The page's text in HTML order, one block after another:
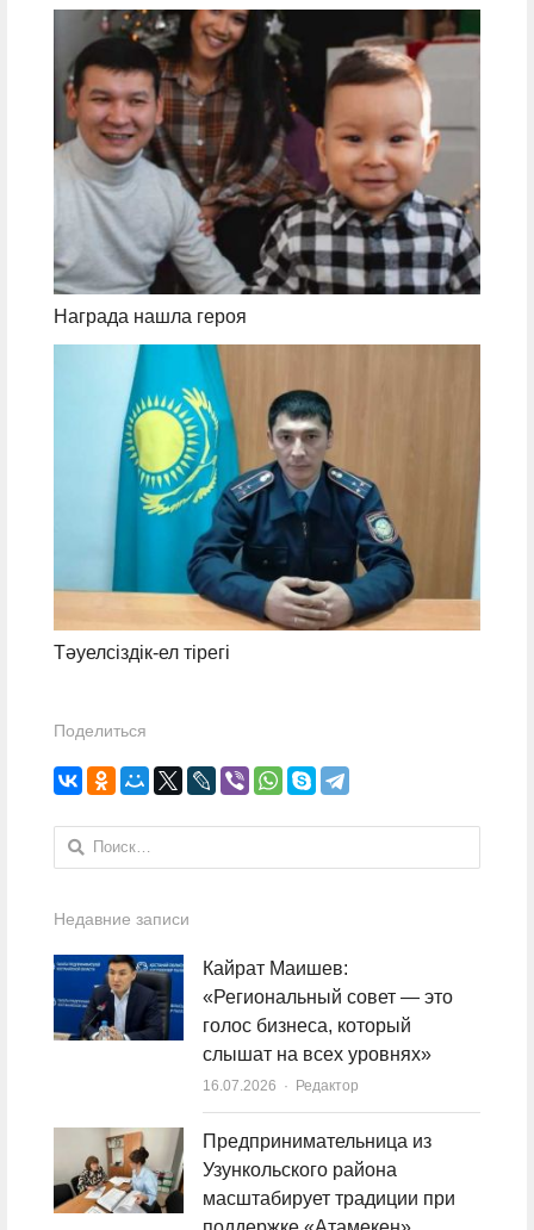
Награда нашла героя
Тәуелсіздік-ел тірегі
Поделиться
Найти:
Недавние записи
Кайрат Маишев:
«Региональный совет — это
голос бизнеса, который
слышат на всех уровнях»
16.07.2026 Author
Редактор
Предпринимательница из
Узункольского района
масштабирует традиции при